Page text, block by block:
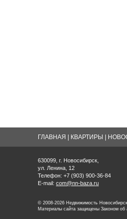
ГЛАВНАЯ КВАРТИРЫ
630099, г. Новосибирск,
ул. Ленина, 12
Телефон: +7 (903) 900-36-84
E-mail: com@nn-baza.ru
© 2008-2026 Недвижимость
Материалы сайта защищены Законом об